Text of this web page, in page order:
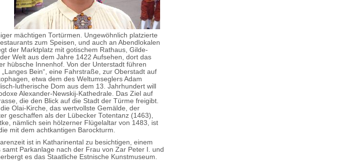
mächtigen Tortürmen. Ungewöhnlich platzierte
zum Speisen, und auch an Abendlokalen
der Marktplatz mit gotischem Rathaus, Gilde-
Welt aus dem Jahre 1422 Aufsehen, dort das
hübsche Innenhof. Von der Unterstadt führen
„Langes Bein“, eine Fahrstraße, zur Oberstadt auf
etwa dem des Weltumseglers Adam
lutherische Dom aus dem 13. Jahrhundert will
Alexander-Newskij-Kathedrale. Das Ziel auf
die den Blick auf die Stadt der Türme freigibt.
Olai-Kirche, das wertvollste Gemälde, der
geschaffen als der Lübecker Totentanz (1463),
nämlich sein hölzerner Flügelaltar von 1483, ist
mit dem achtkantigen Barockturm.
ist in Katharinental zu besichtigen, einem
Parkanlage nach der Frau von Zar Peter I. und
es das Staatliche Estnische Kunstmuseum.